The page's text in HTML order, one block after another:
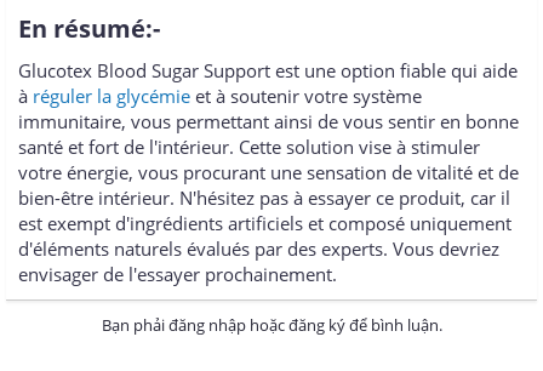
En résumé:-
Glucotex Blood Sugar Support est une option fiable qui aide
à réguler la glycémie et à soutenir votre système
immunitaire, vous permettant ainsi de vous sentir en bonne
santé et fort de l'intérieur. Cette solution vise à stimuler
votre énergie, vous procurant une sensation de vitalité et de
bien-être intérieur. N'hésitez pas à essayer ce produit, car il
est exempt d'ingrédients artificiels et composé uniquement
d'éléments naturels évalués par des experts. Vous devriez
envisager de l'essayer prochainement.
Bạn phải đăng nhập hoặc đăng ký để bình luận.